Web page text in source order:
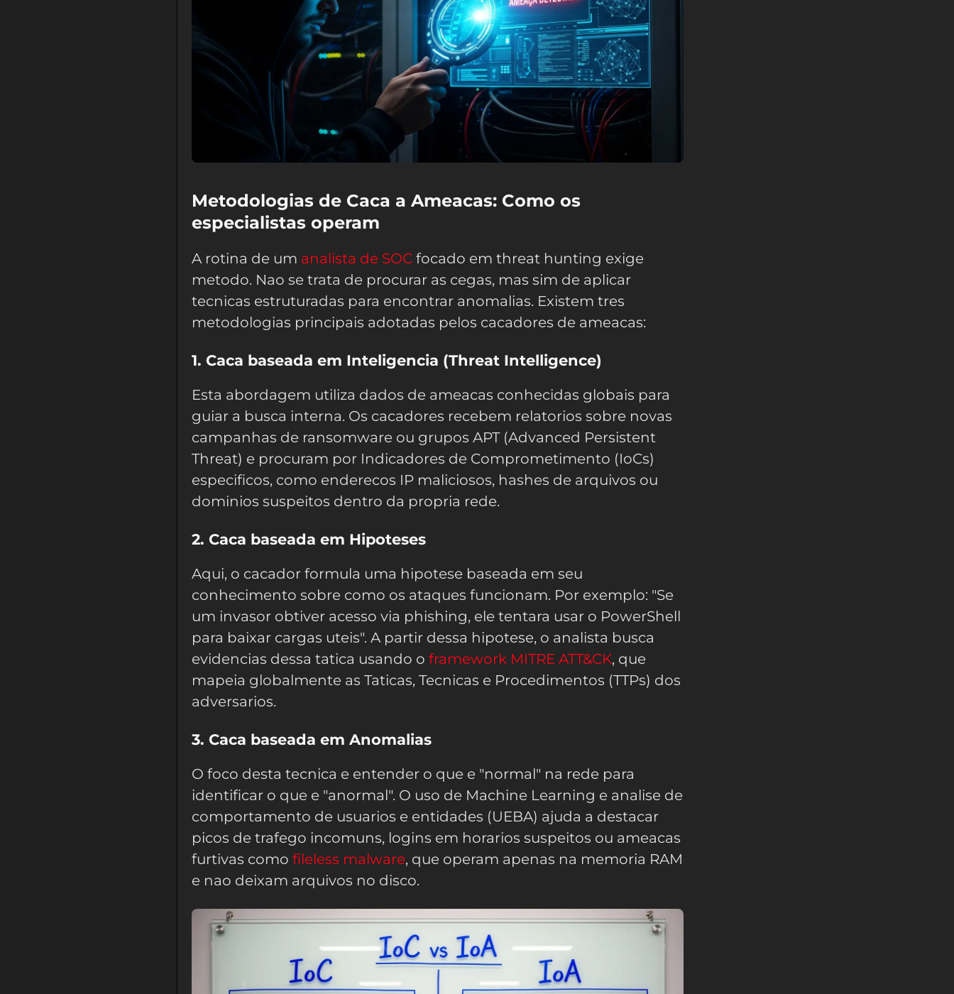
Metodologias de Caca a Ameacas: Como os
especialistas operam
A rotina de um analista de SOC focado em threat hunting exige
metodo. Nao se trata de procurar as cegas, mas sim de aplicar
tecnicas estruturadas para encontrar anomalias. Existem tres
metodologias principais adotadas pelos cacadores de ameacas:
1. Caca baseada em Inteligencia (Threat Intelligence)
Esta abordagem utiliza dados de ameacas conhecidas globais para
guiar a busca interna. Os cacadores recebem relatorios sobre novas
campanhas de ransomware ou grupos APT (Advanced Persistent
Threat) e procuram por Indicadores de Comprometimento (IoCs)
especificos, como enderecos IP maliciosos, hashes de arquivos ou
dominios suspeitos dentro da propria rede.
2. Caca baseada em Hipoteses
Aqui, o cacador formula uma hipotese baseada em seu
conhecimento sobre como os ataques funcionam. Por exemplo: "Se
um invasor obtiver acesso via phishing, ele tentara usar o PowerShell
para baixar cargas uteis". A partir dessa hipotese, o analista busca
evidencias dessa tatica usando o framework MITRE ATT&CK, que
mapeia globalmente as Taticas, Tecnicas e Procedimentos (TTPs) dos
adversarios.
3. Caca baseada em Anomalias
O foco desta tecnica e entender o que e "normal" na rede para
identificar o que e "anormal". O uso de Machine Learning e analise de
comportamento de usuarios e entidades (UEBA) ajuda a destacar
picos de trafego incomuns, logins em horarios suspeitos ou ameacas
furtivas como fileless malware, que operam apenas na memoria RAM
e nao deixam arquivos no disco.